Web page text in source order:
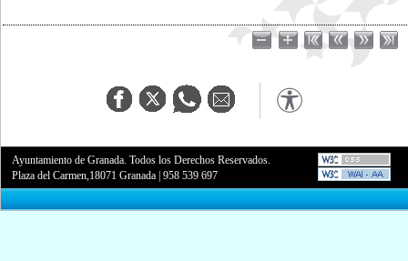
Ayuntamiento de Granada. Todos los Derechos Reservados.
Plaza del Carmen,18071 Granada |958 539 697